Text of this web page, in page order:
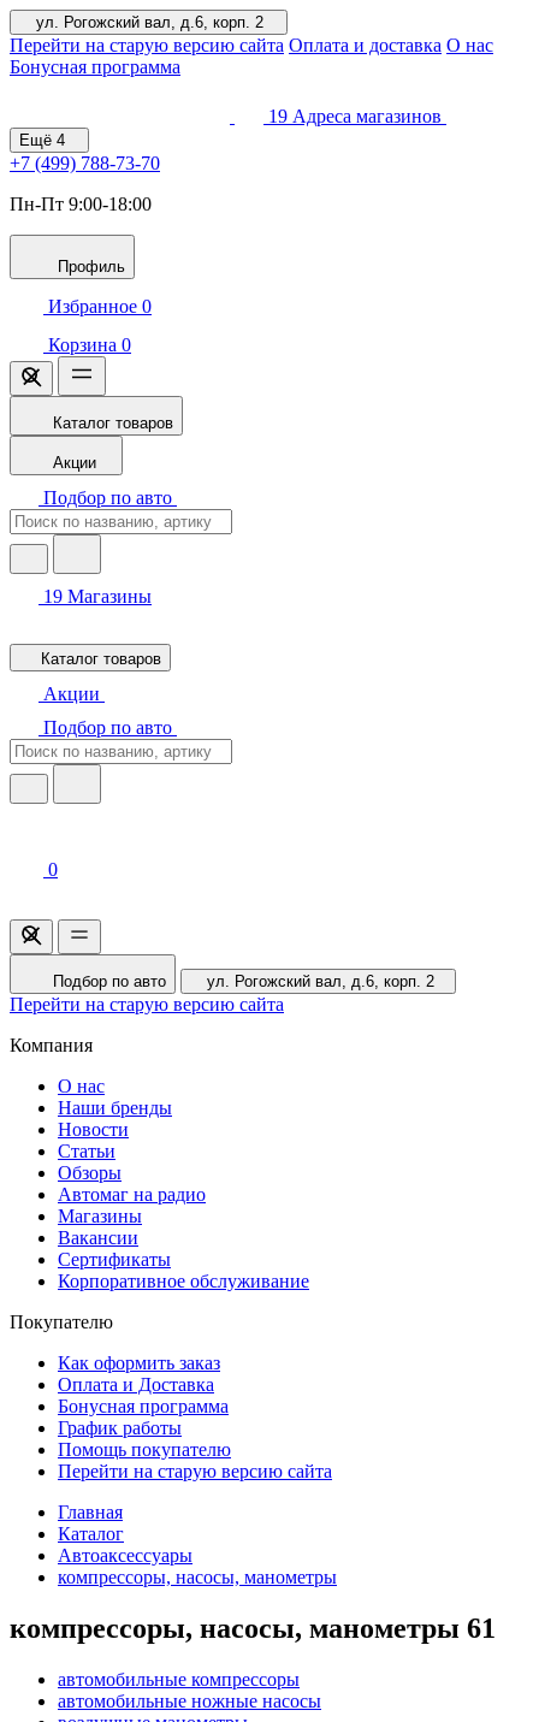
ул. Рогожский вал, д.6, корп. 2
Перейти на старую версию сайта Оплата и доставка О нас
Бонусная программа
19 Адреса магазинов
Ещё 4
+7 (499) 788-73-70
Пн-Пт 9:00-18:00
Профиль
Избранное 0
Корзина 0
Каталог товаров
Акции
Подбор по авто
19 Магазины
Каталог товаров
Акции
Подбор по авто
0
Подбор по авто ул. Рогожский вал, д.6, корп. 2
Перейти на старую версию сайта
Компания
О нас
Наши бренды
Новости
Статьи
Обзоры
Автомаг на радио
Магазины
Вакансии
Сертификаты
Корпоративное обслуживание
Покупателю
Как оформить заказ
Оплата и Доставка
Бонусная программа
График работы
Помощь покупателю
Перейти на старую версию сайта
Главная
Каталог
Автоаксессуары
компрессоры, насосы, манометры
компрессоры, насосы, манометры 61
автомобильные компрессоры
автомобильные ножные насосы